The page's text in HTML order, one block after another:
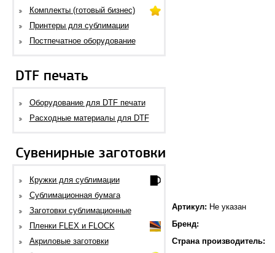
Комплекты (готовый бизнес)
Принтеры для сублимации
Постпечатное оборудование
DTF печать
Оборудование для DTF печати
Расходные материалы для DTF
Сувенирные заготовки
Кружки для сублимации
Сублимационная бумага
Заготовки сублимационные
Пленки FLEX и FLOCK
Акриловые заготовки
Артикул: Не указан
Бренд:
Страна производитель: